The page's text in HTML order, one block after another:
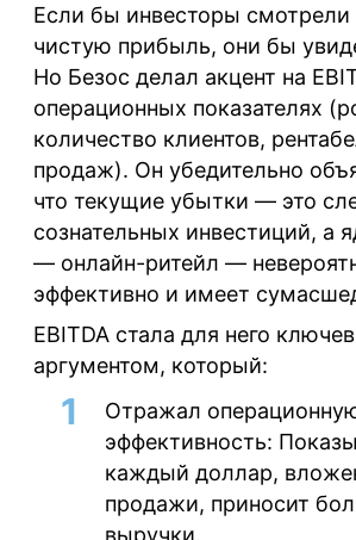
Если бы инвесторы смотрели
чистую прибыль, они бы
Но Безос делал акцент на
операционных показателях
количество клиентов,
продаж). Он убедительно
что текущие убытки — это
сознательных инвестиций, а
— онлайн-ритейл —
эффективно и имеет
EBITDA стала для него
аргументом, который:
Отражал
эффективность:
каждый доллар,
продажи, приносит
выручки.